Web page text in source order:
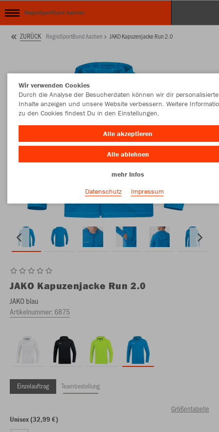
RegioSportBund Aachen
ZURÜCK RegioSportBund Aachen JAKO Kapuzenjacke Run 2.0
JAKO Kapuzenjacke Run 2.0
JAKO blau
Artikelnummer: 6875
Einzelauftrag Teambestellung
Größentabelle
Unisex (32,99 €)
Wir verwenden Cookies
Durch die Analyse der Besucherdaten können wir dir personalisierte
Inhalte anzeigen und unsere Website verbessern. Weitere
zu den Cookies findest Du in den Einstellungen.
Alle akzeptieren
Alle ablehnen
mehr Infos
Datenschutz
Impressum